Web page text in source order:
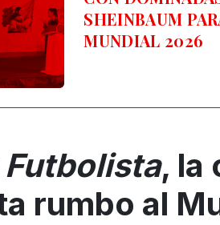
SHEINBAUM
MUNDIAL 2026
Futbolista, la
rumbo al